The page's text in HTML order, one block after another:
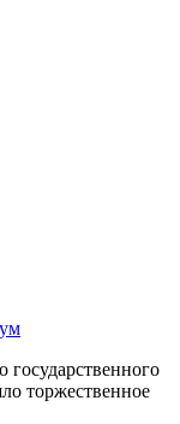
государственного
торжественное